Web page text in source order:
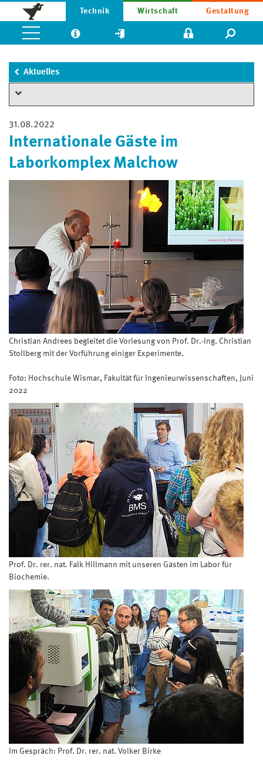
Technik Wirtschaft Gestaltung
Aktuelles
31.08.2022
Internationale Gäste im
Laborkomplex Malchow
Christian Andrees begleitet die Vorlesung von Prof. Dr.-Ing. Christian
Stollberg mit der Vorführung einiger Experimente.
Foto: Hochschule Wismar, Fakultät für Ingenieurwissenschaften, Juni
2022
Prof. Dr. rer. nat. Falk Hillmann mit unseren Gästen im Labor für
Biochemie.
Im Gespräch: Prof. Dr. rer. nat. Volker Birke